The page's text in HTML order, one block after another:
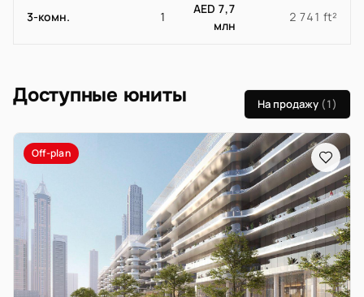
3-комн. 1
AED 7,7
млн
2 741 ft²
Доступные юниты На продажу (1)
Off-plan